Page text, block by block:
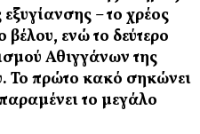
– το χρέος
ενώ το δεύτερο
Αθιγγάνων της
Το πρώτο κακό σηκώνει
το μεγάλο